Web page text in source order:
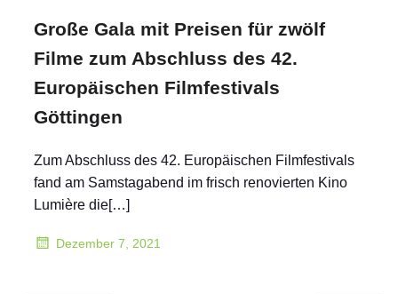
Große Gala mit Preisen für zwölf
Filme zum Abschluss des 42.
Europäischen Filmfestivals
Göttingen
Zum Abschluss des 42. Europäischen Filmfestivals
fand am Samstagabend im frisch renovierten Kino
Lumière die[…]
Dezember 7, 2021